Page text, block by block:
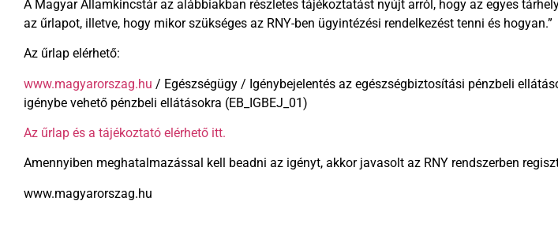
A Magyar Államkincstár az alábbiakban részletes tájékoztatást nyújt arról, hogy az egyes
az űrlapot, illetve, hogy mikor szükséges az RNY-ben ügyintézési rendelkezést tenni és hogyan.”
Az űrlap elérhető:
www.magyarorszag.hu / Egészségügy / Igénybejelentés az egészségbiztosítási pénzbeli
igénybe vehető pénzbeli ellátásokra (EB_IGBEJ_01)
Az űrlap és a tájékoztató elérhető itt.
Amennyiben meghatalmazással kell beadni az igényt, akkor javasolt az RNY rendszerben
www.magyarorszag.hu